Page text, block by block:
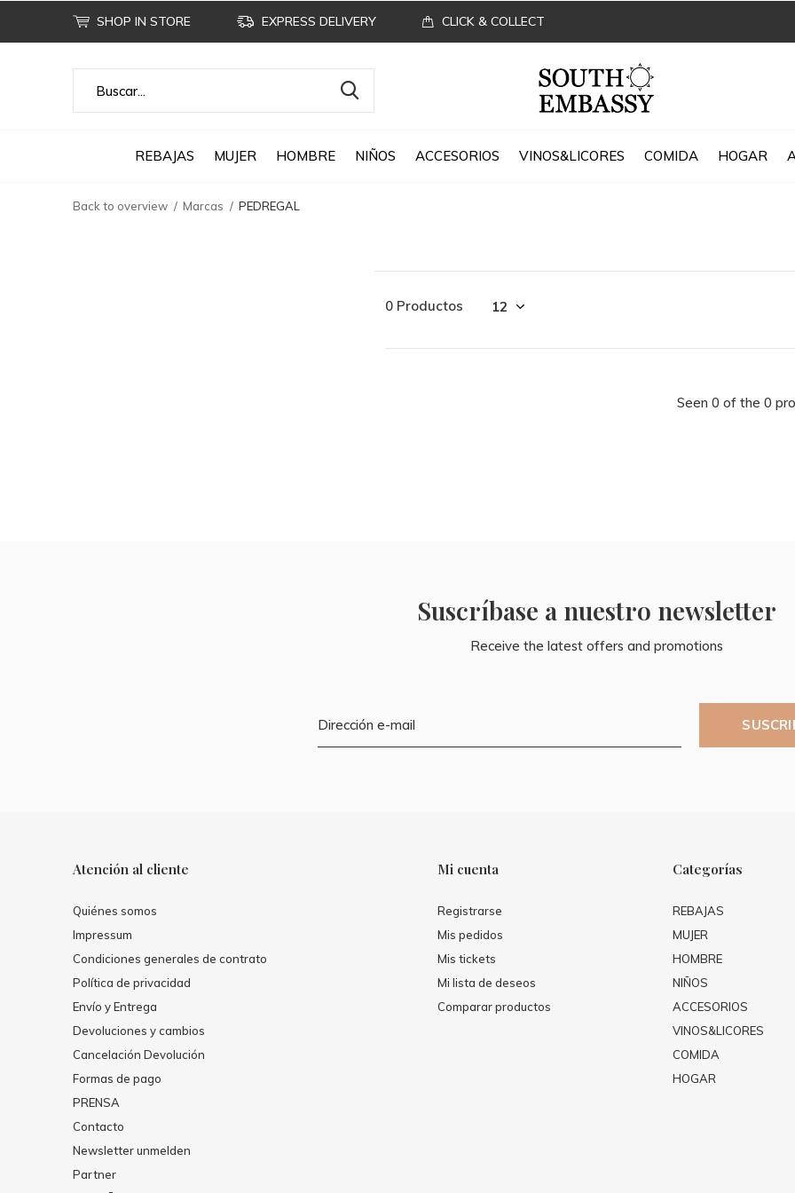
REBAJAS MUJER HOMBRE NIÑOS ACCESORIOS VINOS&LICORES COMIDA HOGAR
SHOP IN STORE EXPRESS DELIVERY CLICK & COLLECT
Back to overview Marcas PEDREGAL
0 Productos
Seen 0 of the 0
Suscríbase a nuestro newsletter
Receive the latest offers and promotions
Atención al cliente
Quiénes somos
Impressum
Condiciones generales de contrato
Política de privacidad
Envío y Entrega
Devoluciones y cambios
Cancelación Devolución
Formas de pago
PRENSA
Contacto
Newsletter unmelden
Partner
Mi cuenta
Registrarse
Mis pedidos
Mis tickets
Mi lista de deseos
Comparar productos
Categorías
REBAJAS
MUJER
HOMBRE
NIÑOS
ACCESORIOS
VINOS&LICORES
COMIDA
HOGAR